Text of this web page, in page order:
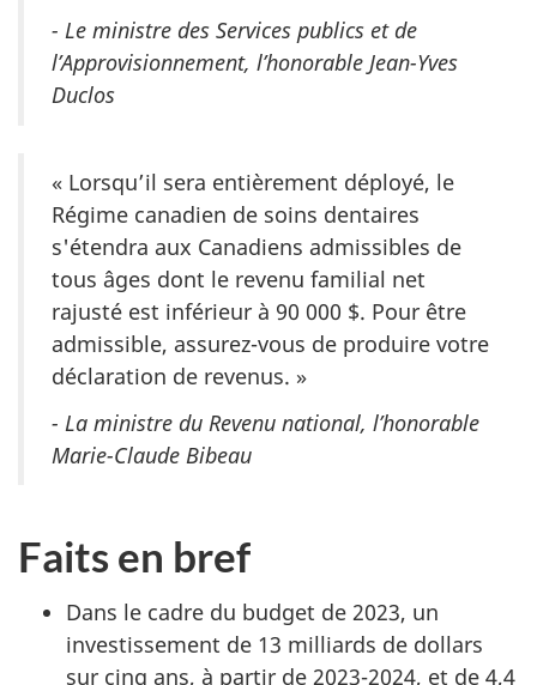
- Le ministre des Services publics et de
l’Approvisionnement, l’honorable Jean-Yves
Duclos
« Lorsqu’il sera entièrement déployé, le
Régime canadien de soins dentaires
s'étendra aux Canadiens admissibles de
tous âges dont le revenu familial net
rajusté est inférieur à 90 000 $. Pour être
admissible, assurez-vous de produire votre
déclaration de revenus. »
- La ministre du Revenu national, l’honorable
Marie-Claude Bibeau
Faits en bref
Dans le cadre du budget de 2023, un
investissement de 13 milliards de dollars
sur cinq ans, à partir de 2023-2024, et de 4,4